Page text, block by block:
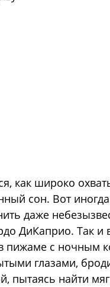
как широко
сон. Вот
даже
ДиКаприо. Так и
пижаме с ночным
глазами,
пытаясь найти